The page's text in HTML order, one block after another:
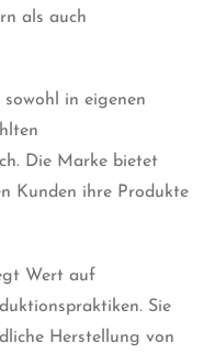
als auch
in eigenen
Die Marke bietet
Kunden ihre Produkte
Wert auf
Sie
Herstellung von